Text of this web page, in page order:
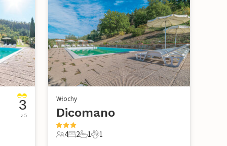
3
z 5
Włochy
Dicomano
4 Goście
4
2 Sypialnie
2
1 Łazienka
1
1 Zwierzę domowe
1